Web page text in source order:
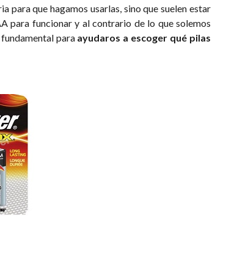
para que hagamos usarlas, sino que suelen estar
para funcionar y al contrario de lo que solemos
paraayudaros a escoger qué pilas